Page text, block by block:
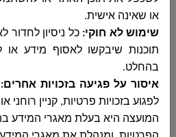
قسم الصحة والبيئة
مكافحة العنف المخدرات
או שאינה אישית.
שימוש לא חוקי: כל ניסיון לחדור
תוכנות שיבקשו לאסוף מידע
בהחלט.
איסור על פגיעה בזכויות אחרים:
לפגוע בזכויות פרטיות, קניין רוחני
המועצה היא בעלת מאגרי המידע